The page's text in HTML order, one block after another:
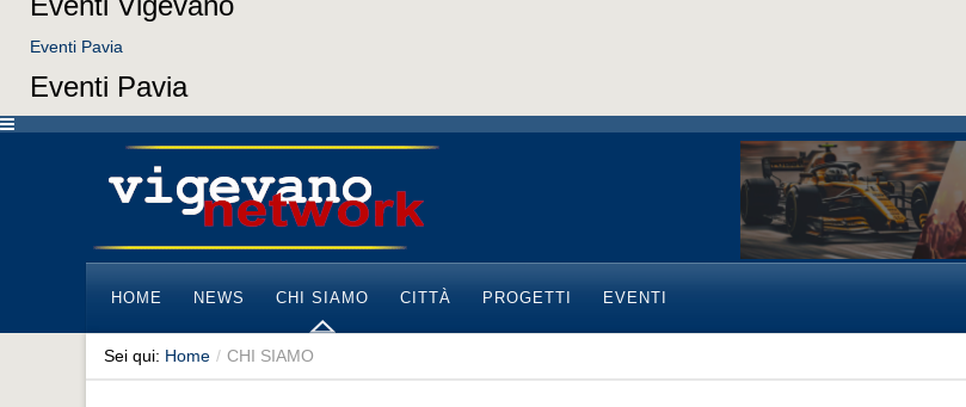
Eventi Pavia
Eventi Pavia
HOME NEWS CHI SIAMO CITTÀ PROGETTI EVENTI
Sei qui: Home / CHI SIAMO